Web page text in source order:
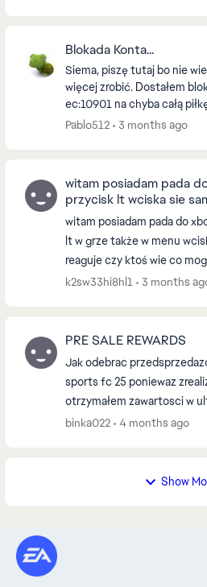
Blokada Konta...
Siema, piszę tutaj bo nie
więcej zrobić. Dostałem
ec:10901 na chyba całą
Napisałem odwołanie od
Pablo512 3 months ago
witam posiadam pada
przycisk lt wciska sie
witam posiadam pada do
lt w grze także w menu
reaguje czy ktoś wie co
k2sw33hi8hl1
3 months
PRE SALE REWARDS
Jak odebrac
sports fc 25 poniewaz
otrzymałem zawartosci w
binka022
4 months ago
Show